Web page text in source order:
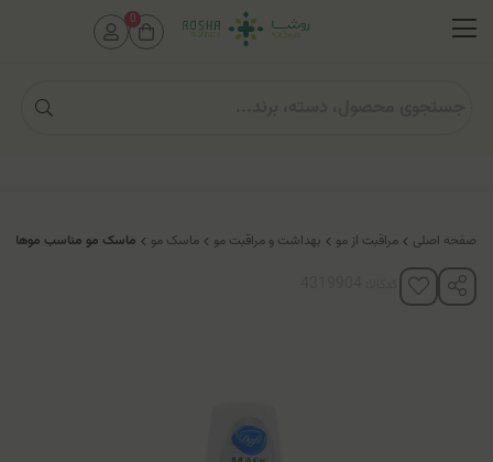
صفحه اصلی مراقبت از مو بهداشت و مراقبت مو ماسک مو ماسک مو مناسب موهای
0